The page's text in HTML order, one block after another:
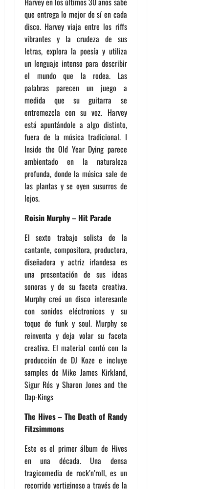
que entrega lo mejor de sí en cada
disco. Harvey viaja entre los riffs
vibrantes y la crudeza de sus
letras, explora la poesía y utiliza
un lenguaje intenso para describir
el mundo que la rodea. Las
palabras parecen un juego a
medida que su guitarra se
entremezcla con su voz. Harvey
está apuntándole a algo distinto,
fuera de la música tradicional. I
Inside the Old Year Dying parece
ambientado en la naturaleza
profunda, donde la música sale de
las plantas y se oyen susurros de
lejos.
Roisin Murphy – Hit Parade
El sexto trabajo solista de la
cantante, compositora, productora,
diseñadora y actriz irlandesa es
una presentación de sus ideas
sonoras y de su faceta creativa.
Murphy creó un disco interesante
con sonidos eléctronicos y su
toque de funk y soul. Murphy se
reinventa y deja volar su faceta
creativa. El material contó con la
producción de DJ Koze e incluye
samples de Mike James Kirkland,
Sigur Rós y Sharon Jones and the
Dap-Kings
The Hives – The Death of Randy
Fitzsimmons
Este es el primer álbum de Hives
en una década. Una densa
tragicomedia de rock’n’roll, es un
recorrido vertiginoso a través de la